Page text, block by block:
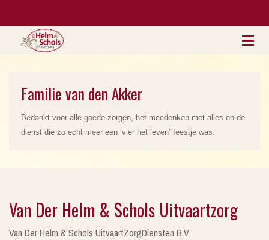
Familie van den Akker
Bedankt voor alle goede zorgen, het meedenken met alles en de
dienst die zo echt meer een ‘vier het leven’ feestje was.
Van Der Helm & Schols Uitvaartzorg
Van Der Helm & Schols UitvaartZorgDiensten B.V.